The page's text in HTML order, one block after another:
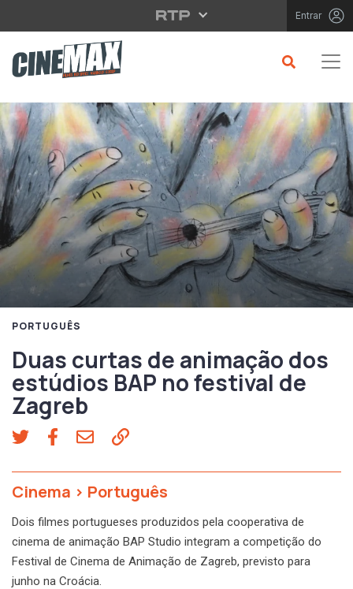
Saltar para o conteúdo principal Entrar
PORTUGUÊS
Duas curtas de animação dos
estúdios BAP no festival de
Zagreb
Cinema > Português
Dois filmes portugueses produzidos pela cooperativa de
cinema de animação BAP Studio integram a competição do
Festival de Cinema de Animação de Zagreb, previsto para
junho na Croácia.